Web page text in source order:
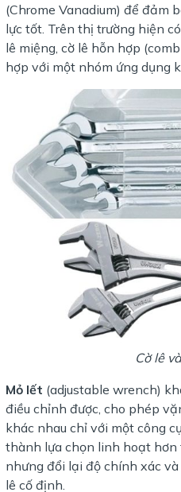
(Chrome Vanadium) để đảm
lực tốt. Trên thị trường hiện
lê miệng, cờ lê hỗn hợp
hợp với một nhóm ứng dụng
Cờ lê
Mỏ lết (adjustable wrench)
điều chỉnh được, cho phép
khác nhau chỉ với một công
thành lựa chọn linh hoạt hơn
nhưng đổi lại độ chính xác
lê cố định.